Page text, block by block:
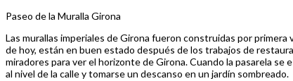
Paseo de la Muralla Girona
Las murallas imperiales de Girona fueron construidas por
de hoy, están en buen estado después de los trabajos de
miradores para ver el horizonte de Girona. Cuando la pasarela
al nivel de la calle y tomarse un descanso en un jardín sombreado.